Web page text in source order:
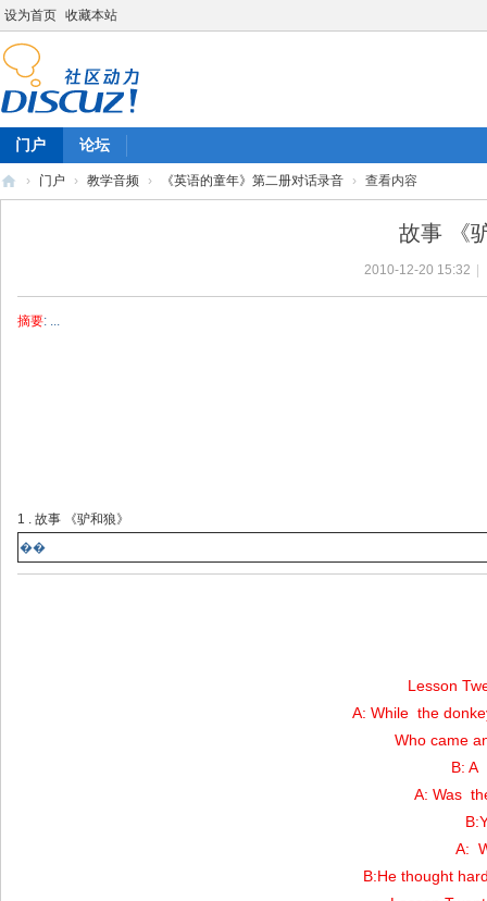
设为首页 收藏本站
门户 论坛
› 门户 › 教学音频 › 《英语的童年》第二册对话录音 › 查看内容
故事 《
2010-12-20 15:32
摘要: ...
1 . 故事 《驴和狼》
��
Lesson
A: While the
Who came
B: A
A: Was
A:
B:He thought